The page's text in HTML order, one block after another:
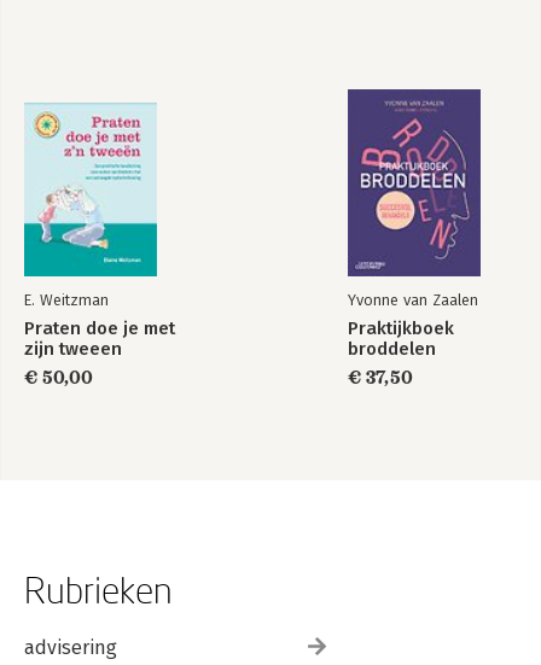
E. Weitzman
Praten doe je met
zijn tweeen
€ 50,00
Yvonne van Zaalen
Praktijkboek
broddelen
€ 37,50
Rubrieken
advisering